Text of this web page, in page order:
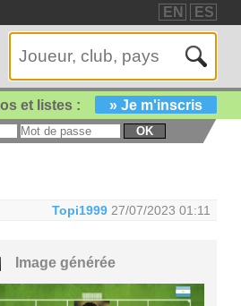
EN ES
et listes : » Je m'inscris
OK
Topi1999 27/07/2023 01:11
Image générée